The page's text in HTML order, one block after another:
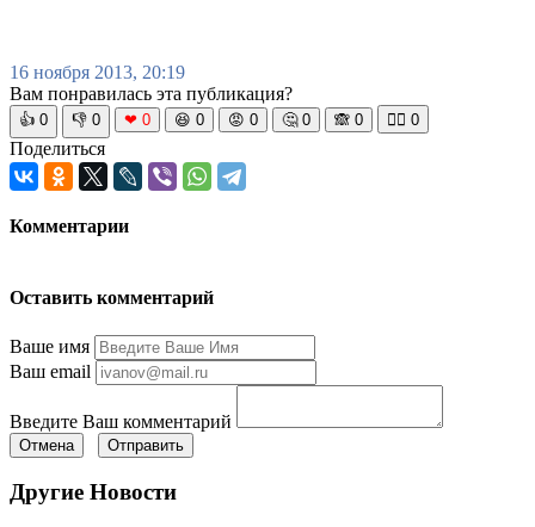
16 ноября 2013, 20:19
Вам понравилась эта публикация?
👍 0 👎 0 ❤ 0 😆 0 😡 0 🤔 0 🙈 0 🧘‍♀️ 0
Поделиться
Комментарии
Оставить комментарий
Ваше имя
Ваш email
Введите Ваш комментарий
Отмена Отправить
Другие Новости